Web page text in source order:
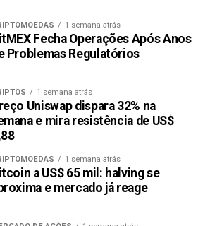
1 semana atrás
Fecha Operações Após Anos
Problemas Regulatórios
1 semana atrás
Uniswap dispara 32% na
e mira resistência de US$
1 semana atrás
a US$ 65 mil: halving se
e mercado já reage